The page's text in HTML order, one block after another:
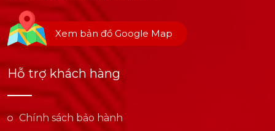
Xem bản đồ Google Map
Hỗ trợ khách hàng
Chính sách bảo hành